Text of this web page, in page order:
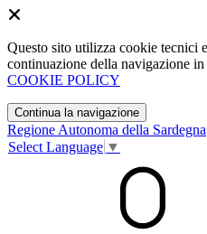
Questo sito utilizza cookie tecnici
continuazione della navigazione
COOKIE POLICY
Continua la navigazione
Regione Autonoma della Sardegna
Select Language ▼